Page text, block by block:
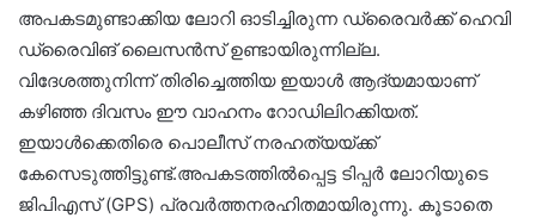
അപകടമുണ്ടാക്കിയ ലോറി ഓടിച്ചിരുന്ന ഡ്രൈവർക്ക് ഹെവി
ഡ്രൈവിങ് ലൈസൻസ് ഉണ്ടായിരുന്നില്ല.
വിദേശത്തുനിന്ന് തിരിച്ചെത്തിയ ഇയാൾ ആദ്യമായാണ്
കഴിഞ്ഞ ദിവസം ഈ വാഹനം റോഡിലിറക്കിയത്.
ഇയാൾക്കെതിരെ പൊലീസ് നരഹത്യയ്ക്ക്
കേസെടുത്തിട്ടുണ്ട്.അപകടത്തിൽപ്പെട്ട ടിപ്പർ ലോറിയുടെ
ജിപിഎസ് (GPS) പ്രവർത്തനരഹിതമായിരുന്നു. കൂടാതെ